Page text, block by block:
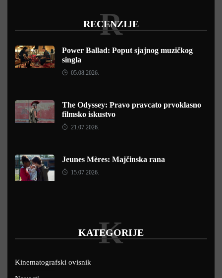
RECENZIJE
R
Power Ballad: Poput sjajnog muzičkog
singla
05.08.2026.
The Odyssey: Pravo pravcato prvoklasno
filmsko iskustvo
21.07.2026.
Jeunes Mères: Majčinska rana
15.07.2026.
KATEGORIJE
K
Kinematografski ovisnik